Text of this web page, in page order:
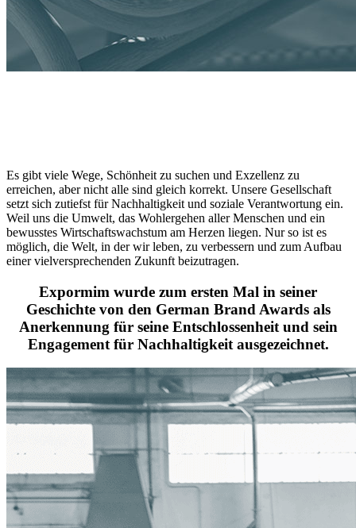
Es gibt viele Wege, Schönheit zu suchen und Exzellenz zu
erreichen, aber nicht alle sind gleich korrekt. Unsere Gesellschaft
setzt sich zutiefst für Nachhaltigkeit und soziale Verantwortung ein.
Weil uns die Umwelt, das Wohlergehen aller Menschen und ein
bewusstes Wirtschaftswachstum am Herzen liegen. Nur so ist es
möglich, die Welt, in der wir leben, zu verbessern und zum Aufbau
einer vielversprechenden Zukunft beizutragen.
Expormim wurde zum ersten Mal in seiner
Geschichte von den German Brand Awards als
Anerkennung für seine Entschlossenheit und sein
Engagement für Nachhaltigkeit ausgezeichnet.